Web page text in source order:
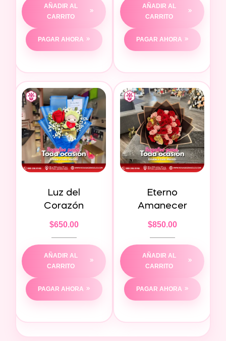
AÑADIR AL
CARRITO
PAGAR AHORA
AÑADIR AL
CARRITO
PAGAR AHORA
Luz del
Corazón
$650.00
AÑADIR AL
CARRITO
PAGAR AHORA
Eterno
Amanecer
$850.00
AÑADIR AL
CARRITO
PAGAR AHORA